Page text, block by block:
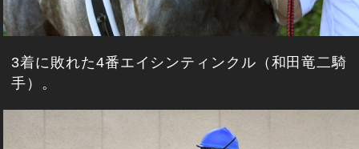
3着に敗れた4番エイシンティンクル（和田竜二騎
手）。